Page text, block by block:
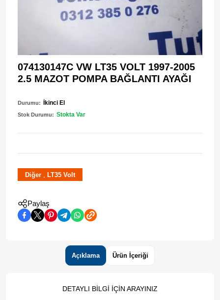
074130147C VW LT35 VOLT 1997-2005
2.5 MAZOT POMPA BAĞLANTI AYAĞI
Durumu: İkinci El
Stok Durumu: Stokta Var
Diğer , LT35 Volt
Paylaş
Açıklama Ürün İçeriği
DETAYLI BİLGİ İÇİN ARAYINIZ